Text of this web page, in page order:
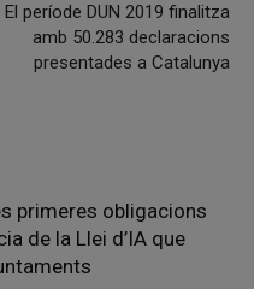
El període DUN 2019 finalitza
amb 50.283 declaracions
presentades a Catalunya
primeres obligacions
de la Llei d’IA que